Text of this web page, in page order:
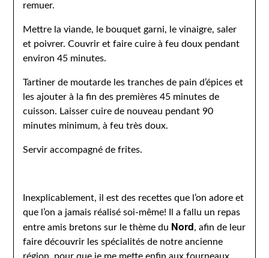
remuer.
Mettre la viande, le bouquet garni, le vinaigre, saler
et poivrer. Couvrir et faire cuire à feu doux pendant
environ 45 minutes.
Tartiner de moutarde les tranches de pain d’épices et
les ajouter à la fin des premières 45 minutes de
cuisson. Laisser cuire de nouveau pendant 90
minutes minimum, à feu très doux.
Servir accompagné de frites.
Inexplicablement, il est des recettes que l’on adore et
que l’on a jamais réalisé soi-même! Il a fallu un repas
entre amis bretons sur le thème du Nord, afin de leur
faire découvrir les spécialités de notre ancienne